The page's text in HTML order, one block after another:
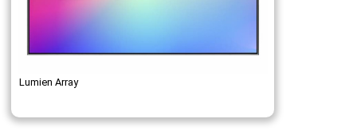
Lumien Array